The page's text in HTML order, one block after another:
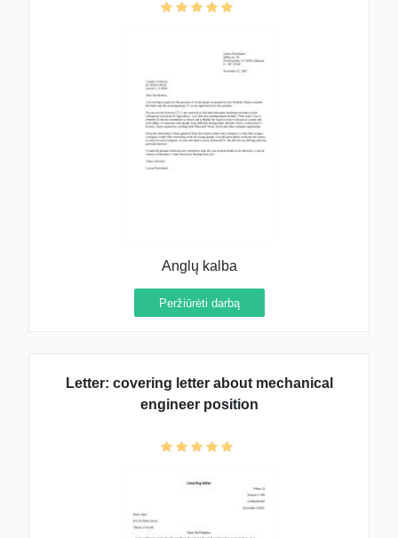
Anglų kalba
Peržiūrėti darbą
Letter: covering letter about mechanical
engineer position